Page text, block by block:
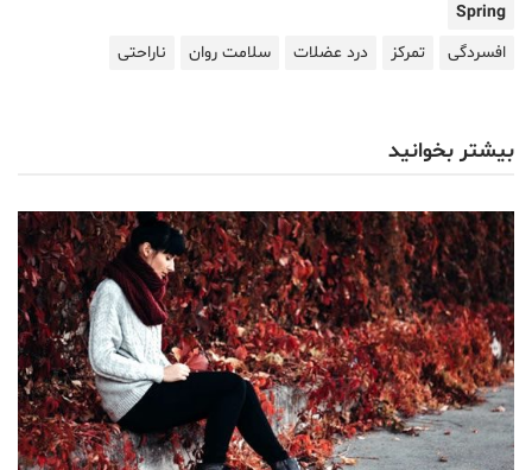
Spring
افسردگی
تمرکز درد عضلات سلامت روان ناراحتی
بیشتر بخوانید